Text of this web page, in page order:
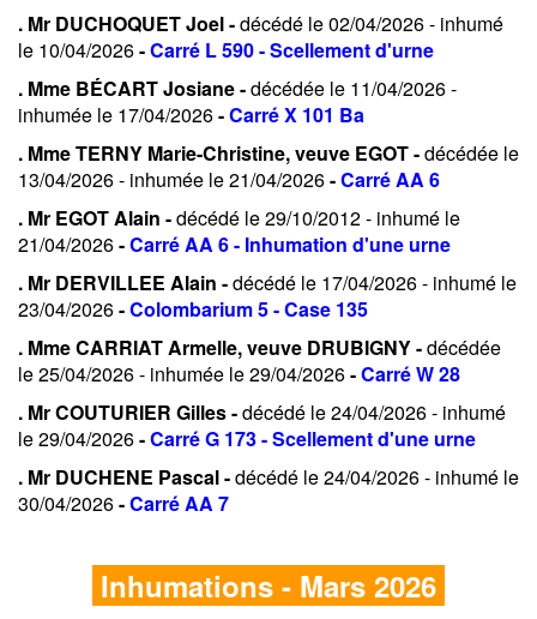
. Mr DUCHOQUET Joel -décédé le 02/04/2026 - inhumé
le 10/04/2026-Carré L 590 - Scellement d'urne
. Mme BÉCART Josiane -décédée le 11/04/2026 -
inhumée le 17/04/2026-Carré X 101 Ba
. Mme TERNY Marie-Christine, veuve EGOT -décédée le
13/04/2026 - inhumée le 21/04/2026-Carré AA 6
. Mr EGOT Alain -décédé le 29/10/2012 - inhumé le
21/04/2026-Carré AA 6 - Inhumation d'une urne
. Mr DERVILLEE Alain -décédé le 17/04/2026 - inhumé le
23/04/2026-Colombarium 5 - Case 135
. Mme CARRIAT Armelle, veuve DRUBIGNY -décédée
le 25/04/2026 - inhumée le 29/04/2026-Carré W 28
. Mr COUTURIER Gilles -décédé le 24/04/2026 - inhumé
le 29/04/2026-Carré G 173 - Scellement d'une urne
. Mr DUCHENE Pascal -décédé le 24/04/2026 - inhumé le
30/04/2026-Carré AA 7
Inhumations - Mars 2026